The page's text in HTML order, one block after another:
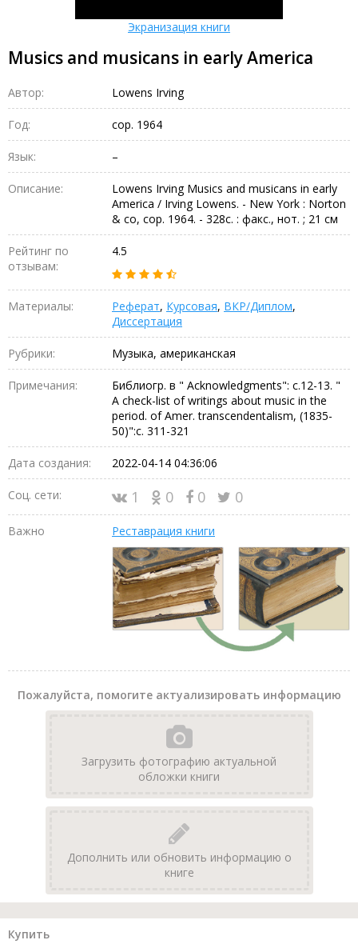
Экранизация книги
Musics and musicans in early America
Автор: Lowens Irving
Год: cop. 1964
Язык: –
Описание:
Lowens Irving Musics and musicans in early
America / Irving Lowens. - New York : Norton
& co, cop. 1964. - 328c. : факс., нот. ; 21 см
Рейтинг по
отзывам:
4.5
Материалы: Реферат, Курсовая, ВКР/Диплом,
Диссертация
Рубрики: Музыка, американская
Примечания:
Библиогр. в " Acknowledgments": c.12-13. "
A check-list of writings about music in the
period. of Amer. transcendentalism, (1835-
50)":c. 311-321
Дата создания: 2022-04-14 04:36:06
Соц. сети: 1 0 0 0
Важно Реставрация книги
Пожалуйста, помогите актуализировать информацию
Загрузить фотографию актуальной
обложки книги
Дополнить или обновить информацию о
книге
Купить